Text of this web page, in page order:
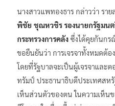
นางสาวแพทองธาร กล่าวว่า ราย
พิชัย ชุณหวชิร รองนายกรัฐมนต
กระทรวงการคลัง ซึ่งได้คุยกันกร
ขอยืนยันว่า การเจรจาทั้งหมดต้อ
โดยที่รัฐบาลจะเป็นผู้เจรจาและ
ทรัมป์ ประธานาธิบดีประเทศสห
เห็นส่วนตัวของตน ในความเห็น